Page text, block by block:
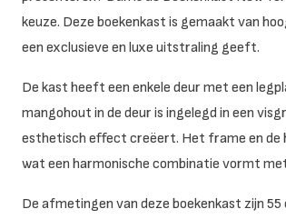
keuze. Deze boekenkast is gemaakt van
een exclusieve en luxe uitstraling geeft.
De kast heeft een enkele deur met een
mangohout in de deur is ingelegd in een
esthetisch effect creëert. Het frame en de
wat een harmonische combinatie vormt
De afmetingen van deze boekenkast zijn